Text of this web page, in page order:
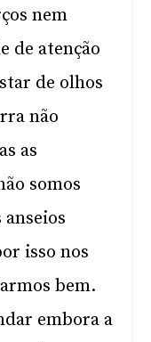
nem
de atenção
de olhos
não
as
somos
anseios
isso nos
bem.
embora a